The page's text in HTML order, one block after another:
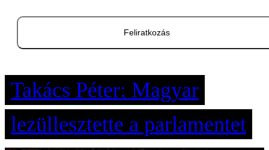
Feliratkozás
Takács Péter: Magyar
lezüllesztette a parlamentet